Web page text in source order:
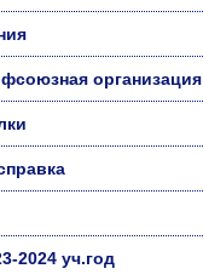
организация
2024 уч.год